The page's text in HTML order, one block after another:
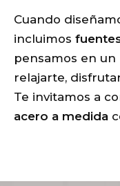
Cuando
incluimos
pensamos en
relajarte,
Te invitamos a
acero a medida